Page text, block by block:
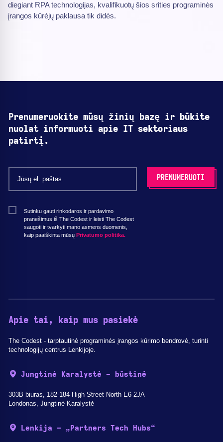
diegiant RPA technologijas, kvalifikuotų šios srities programinės
įrangos kūrėjų paklausa tik didės.
Prenumeruokite mūsų žinių bazę ir būkite
nuolat informuoti apie IT sektoriaus
patirtį.
Sutinku gauti rinkodaros ir pardavimo
pranešimus iš The Codest ir leisti The Codest
saugoti ir tvarkyti mano asmens duomenis,
kaip paaiškinta mūsų Privatumo politika.
Apie tai, kaip mus pasiekė
The Codest - tarptautinė programinės įrangos kūrimo bendrovė, turinti
technologijų centrus Lenkijoje.
Jungtinė Karalystė - būstinė
303B biuras, 182-184 High Street North E6 2JA
Londonas, Jungtinė Karalystė
Lenkija – „Partners Tech Hubs“